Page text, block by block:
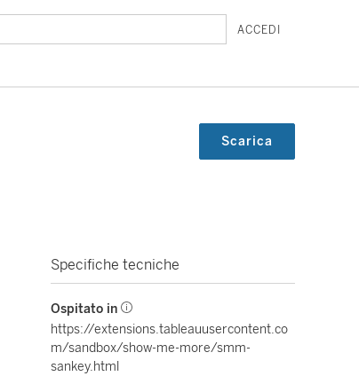
ACCEDI
Scarica
Specifiche tecniche
Ospitato in
https://extensions.tableauusercontent.co
m/sandbox/show-me-more/smm-
sankey.html